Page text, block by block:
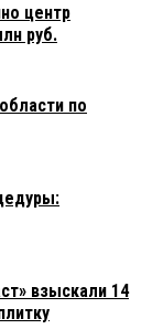
центр
руб.
по
взыскали 14